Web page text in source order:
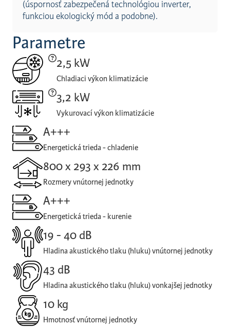
(úspornosť zabezpečená technológiou inverter,
funkciou ekologický mód a podobne).
Parametre
2,5 kW
Chladiaci výkon klimatizácie
3,2 kW
Vykurovací výkon klimatizácie
A+++
Energetická trieda - chladenie
800 x 293 x 226 mm
Rozmery vnútornej jednotky
A+++
Energetická trieda - kurenie
19 - 40 dB
Hladina akustického tlaku (hluku) vnútornej jednotky
43 dB
Hladina akustického tlaku (hluku) vonkajšej jednotky
10 kg
Hmotnosť vnútornej jednotky